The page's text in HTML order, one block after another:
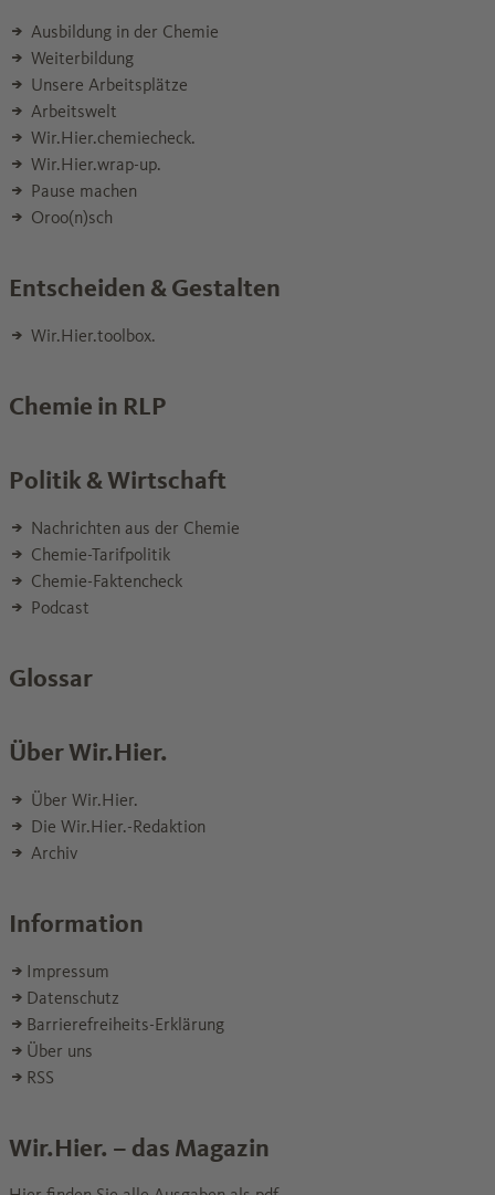
Ausbildung in der Chemie
Weiterbildung
Unsere Arbeitsplätze
Arbeitswelt
Wir.Hier.chemiecheck.
Wir.Hier.wrap-up.
Pause machen
Oroo(n)sch
Entscheiden & Gestalten
Wir.Hier.toolbox.
Chemie in RLP
Politik & Wirtschaft
Nachrichten aus der Chemie
Chemie-Tarifpolitik
Chemie-Faktencheck
Podcast
Glossar
Über Wir.Hier.
Über Wir.Hier.
Die Wir.Hier.-Redaktion
Archiv
Information
Impressum
Datenschutz
Barrierefreiheits-Erklärung
Über uns
RSS
Wir.Hier. – das Magazin